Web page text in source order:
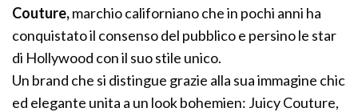
Couture,marchio californiano che in pochi anni ha
conquistato il consenso del pubblico e persino le star
di Hollywood con il suo stile unico.
Un brand che si distingue grazie alla sua immagine chic
ed elegante unita a un look bohemien: Juicy Couture,